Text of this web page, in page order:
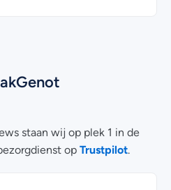
staan wij op plek 1 in de
op Trustpilot